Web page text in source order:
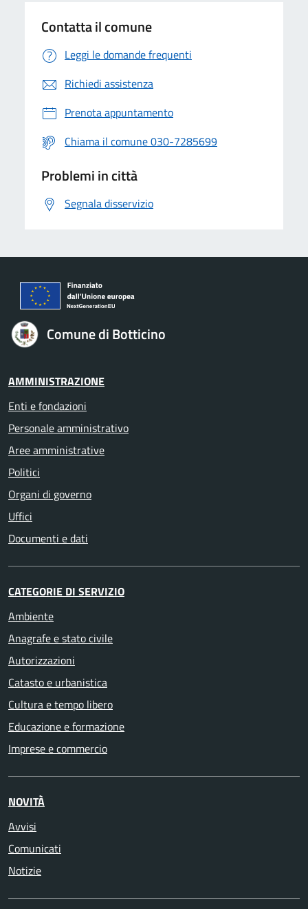
Contatta il comune
Leggi le domande frequenti
Richiedi assistenza
Prenota appuntamento
Chiama il comune 030-7285699
Problemi in città
Segnala disservizio
Comune di Botticino
AMMINISTRAZIONE
Enti e fondazioni
Personale amministrativo
Aree amministrative
Politici
Organi di governo
Uffici
Documenti e dati
CATEGORIE DI SERVIZIO
Ambiente
Anagrafe e stato civile
Autorizzazioni
Catasto e urbanistica
Cultura e tempo libero
Educazione e formazione
Imprese e commercio
NOVITÀ
Avvisi
Comunicati
Notizie